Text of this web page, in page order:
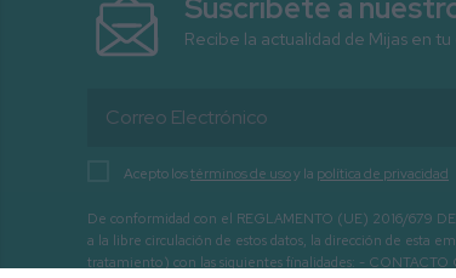
Suscríbete a
Recibe la actualidad de Mijas en
Acepto lostérminos de usoy la política de privacidad
De conformidad con el REGLAMENTO (UE) 2016/679
a la libre circulación de estos datos, la dirección de esta
tratamiento) con las siguientes finalidades: - CONTACTO